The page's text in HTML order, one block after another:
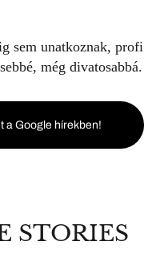
sem unatkoznak, profi
még divatosabbá.
a Google hírekben!
STORIES